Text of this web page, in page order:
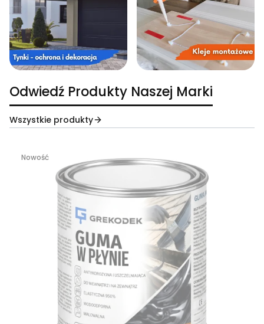
Odwiedź Produkty Naszej Marki
Wszystkie produkty
Nowość